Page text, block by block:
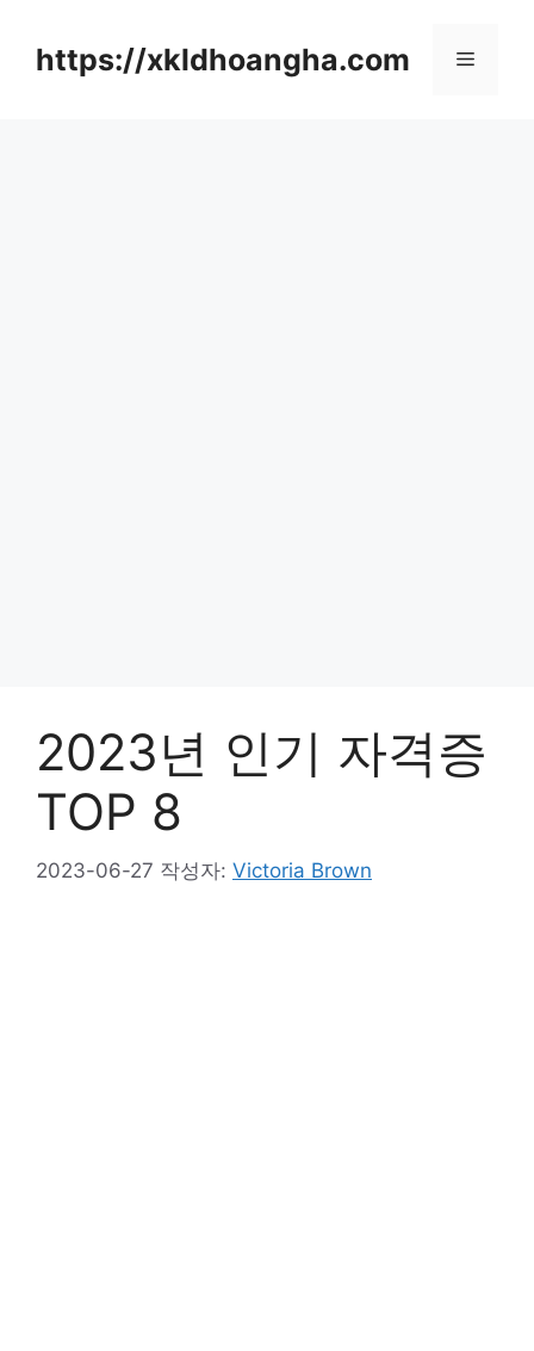
https://xkldhoangha.com 메
2023년 인기 자격증
TOP 8
2023-06-27 작성자: Victoria Brown